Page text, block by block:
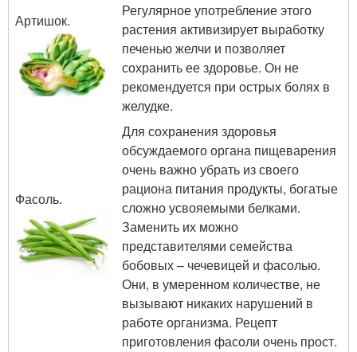
Артишок.
Регулярное употребление этого
растения активизирует выработку
печенью желчи и позволяет
сохранить ее здоровье. Он не
рекомендуется при острых болях в
желудке.
Фасоль.
Для сохранения здоровья
обсуждаемого органа пищеварения
очень важно убрать из своего
рациона питания продукты, богатые
сложно усвояемыми белками.
Заменить их можно
представителями семейства
бобовых – чечевицей и фасолью.
Они, в умеренном количестве, не
вызывают никаких нарушений в
работе организма. Рецепт
приготовления фасоли очень прост.